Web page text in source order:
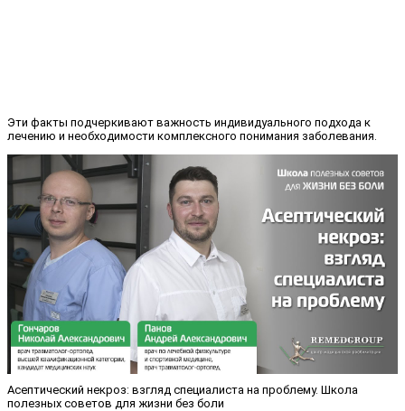
Эти факты подчеркивают важность индивидуального подхода к
лечению и необходимости комплексного понимания заболевания.
Асептический некроз: взгляд специалиста на проблему. Школа
полезных советов для жизни без боли